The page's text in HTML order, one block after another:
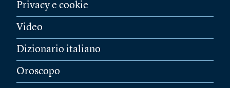
Privacy e cookie
Video
Dizionario italiano
Oroscopo